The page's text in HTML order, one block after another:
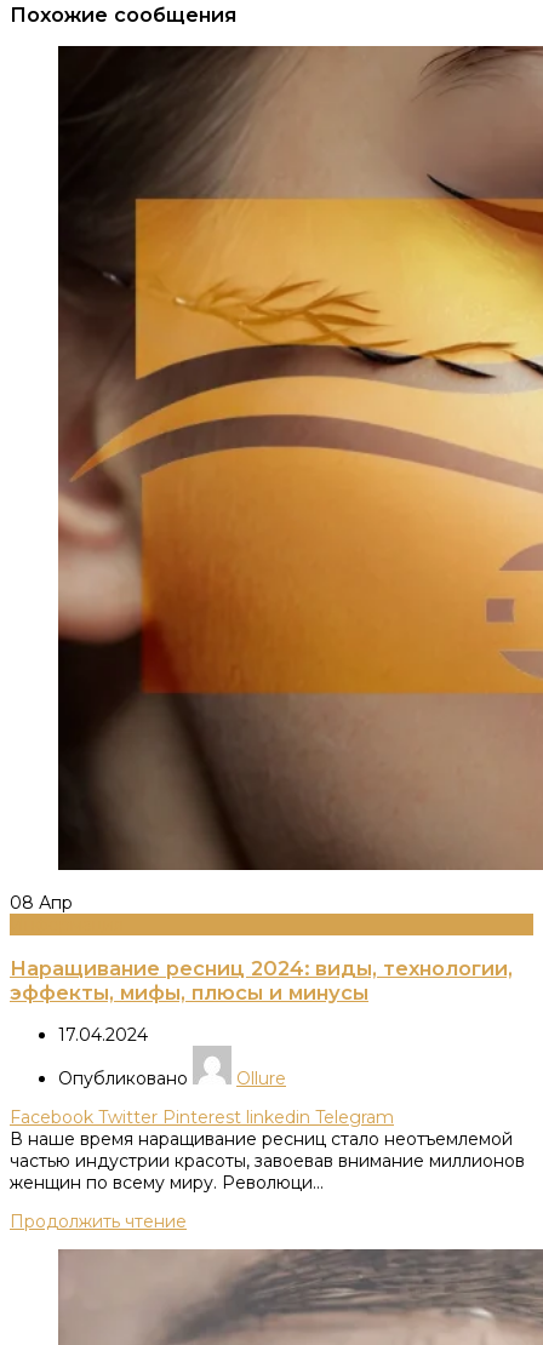
Похожие сообщения
08 Апр
Наращивание ресниц 2024: виды, технологии,
эффекты, мифы, плюсы и минусы
17.04.2024
Опубликовано
Ollure
Facebook Twitter Pinterest linkedin Telegram
В наше время наращивание ресниц стало неотъемлемой
частью индустрии красоты, завоевав внимание миллионов
женщин по всему миру. Революци...
Продолжить чтение